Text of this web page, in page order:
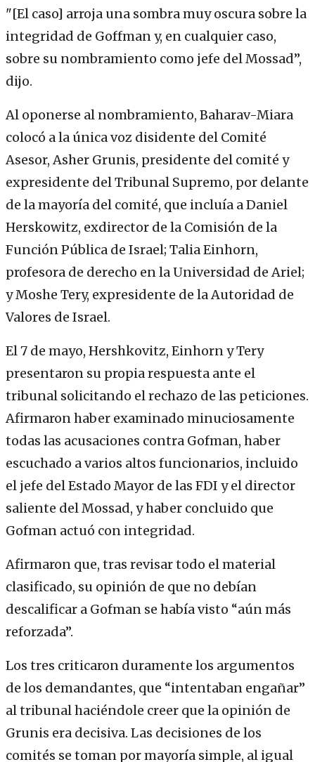
"[El caso] arroja una sombra muy oscura sobre la
integridad de Goffman y, en cualquier caso,
sobre su nombramiento como jefe del Mossad”,
dijo.
Al oponerse al nombramiento, Baharav-Miara
colocó a la única voz disidente del Comité
Asesor, Asher Grunis, presidente del comité y
expresidente del Tribunal Supremo, por delante
de la mayoría del comité, que incluía a Daniel
Herskowitz, exdirector de la Comisión de la
Función Pública de Israel; Talia Einhorn,
profesora de derecho en la Universidad de Ariel;
y Moshe Tery, expresidente de la Autoridad de
Valores de Israel.
El 7 de mayo, Hershkovitz, Einhorn y Tery
presentaron su propia respuesta ante el
tribunal solicitando el rechazo de las peticiones.
Afirmaron haber examinado minuciosamente
todas las acusaciones contra Gofman, haber
escuchado a varios altos funcionarios, incluido
el jefe del Estado Mayor de las FDI y el director
saliente del Mossad, y haber concluido que
Gofman actuó con integridad.
Afirmaron que, tras revisar todo el material
clasificado, su opinión de que no debían
descalificar a Gofman se había visto “aún más
reforzada”.
Los tres criticaron duramente los argumentos
de los demandantes, que “intentaban engañar”
al tribunal haciéndole creer que la opinión de
Grunis era decisiva. Las decisiones de los
comités se toman por mayoría simple, al igual